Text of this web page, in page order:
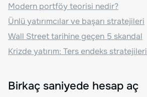
Modern portföy teorisi nedir?
Ünlü yatırımcılar ve başarı stratejileri
Wall Street tarihine geçen 5 skandal
Krizde yatırım: Ters endeks stratejileri
Birkaç saniyede hesap aç